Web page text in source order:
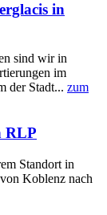
in
sind wir in
im
der Stadt... zum
RLP
Standort in
Koblenz nach